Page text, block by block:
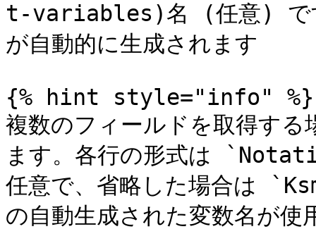
t-variables)名 (任意) です
が自動的に生成されます
{% hint style="info" %}
複数のフィールドを取得す
ます。各行の形式は
任意で、省略した場合は
の自動生成された変数名が使